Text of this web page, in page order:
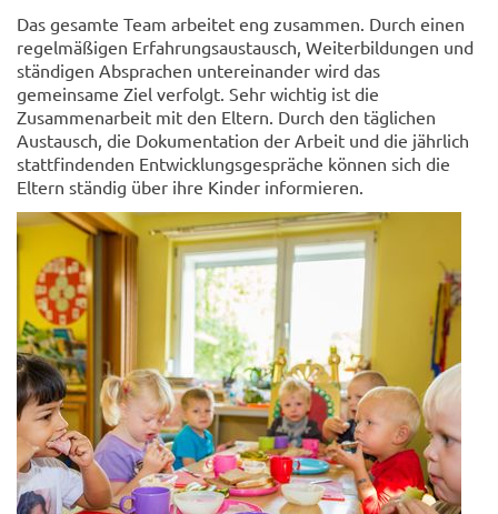
Das gesamte Team arbeitet eng zusammen. Durch einen
regelmäßigen Erfahrungsaustausch, Weiterbildungen und
ständigen Absprachen untereinander wird das
gemeinsame Ziel verfolgt. Sehr wichtig ist die
Zusammenarbeit mit den Eltern. Durch den täglichen
Austausch, die Dokumentation der Arbeit und die jährlich
stattfindenden Entwicklungsgespräche können sich die
Eltern ständig über ihre Kinder informieren.